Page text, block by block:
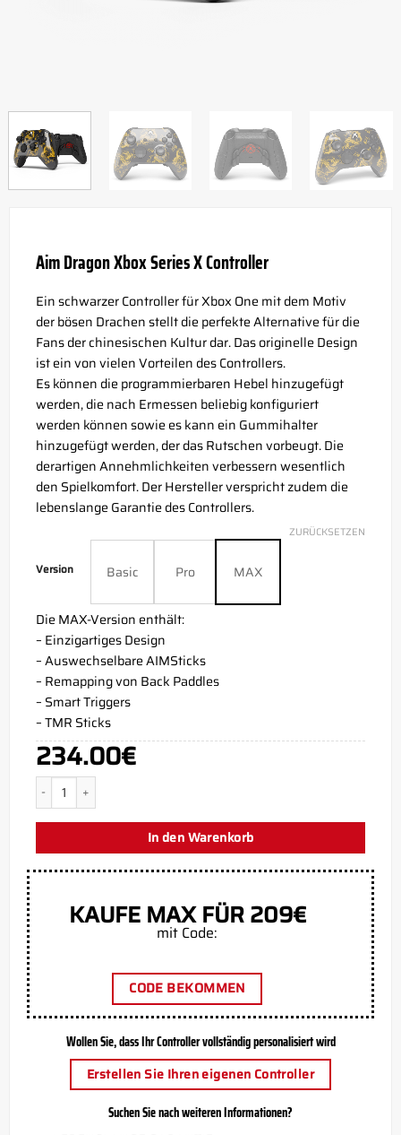
Aim Dragon Xbox Series X Controller
Ein schwarzer Controller für Xbox One mit dem Motiv
der bösen Drachen stellt die perfekte Alternative für die
Fans der chinesischen Kultur dar. Das originelle Design
ist ein von vielen Vorteilen des Controllers.
Es können die programmierbaren Hebel hinzugefügt
werden, die nach Ermessen beliebig konfiguriert
werden können sowie es kann ein Gummihalter
hinzugefügt werden, der das Rutschen vorbeugt. Die
derartigen Annehmlichkeiten verbessern wesentlich
den Spielkomfort. Der Hersteller verspricht zudem die
lebenslange Garantie des Controllers.
Version Basic Pro MAX
ZURÜCKSETZEN
Die MAX-Version enthält:
– Einzigartiges Design
– Auswechselbare AIMSticks
– Remapping von Back Paddles
– Smart Triggers
– TMR Sticks
234.00€
Aim Dragon Xbox Series X Controller Menge
In den Warenkorb
KAUFE MAX FÜR 209€
mit Code:
CODE BEKOMMEN
Wollen Sie, dass Ihr Controller vollständig personalisiert wird
Erstellen Sie Ihren eigenen Controller
Suchen Sie nach weiteren Informationen?